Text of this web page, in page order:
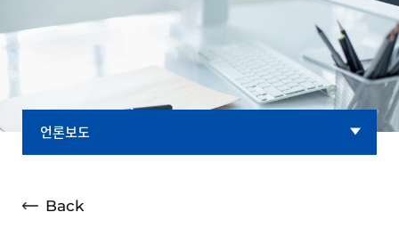
언론보도
광고소개
Back